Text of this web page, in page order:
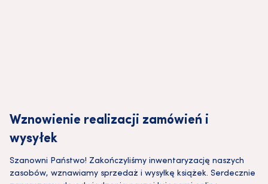
Wznowienie realizacji zamówień i
wysyłek
Szanowni Państwo! Zakończyliśmy inwentaryzację naszych
zasobów, wznawiamy sprzedaż i wysyłkę książek. Serdecznie